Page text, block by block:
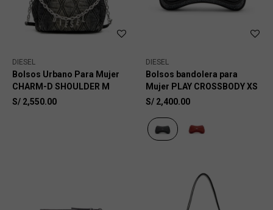
DIESEL
Bolsos Urbano Para Mujer
CHARM-D SHOULDER M
S/ 2,550.00
DIESEL
Bolsos bandolera para
Mujer PLAY CROSSBODY XS
S/ 2,400.00